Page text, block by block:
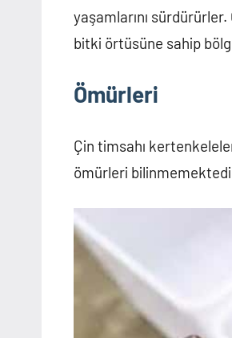
yaşamlarını
bitki örtüsüne sahip
Ömürleri
Çin timsahı
ömürleri